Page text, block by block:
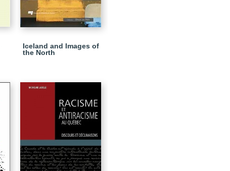
Iceland and Images of
the North